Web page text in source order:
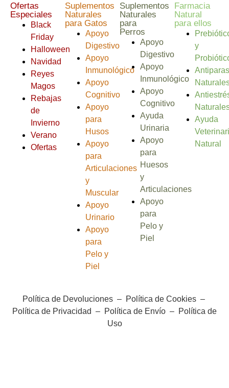
Ofertas
Especiales
Black
Friday
Halloween
Navidad
Reyes
Magos
Rebajas
de
Invierno
Verano
Ofertas
Suplementos
Naturales
para Gatos
Apoyo
Digestivo
Apoyo
Inmunológico
Apoyo
Cognitivo
Apoyo
para
Husos
Apoyo
para
Articulaciones
y
Muscular
Apoyo
Urinario
Apoyo
para
Pelo y
Piel
Suplementos
Naturales
para
Perros
Apoyo
Digestivo
Apoyo
Inmunológico
Apoyo
Cognitivo
Ayuda
Urinaria
Apoyo
para
Huesos
y
Articulaciones
Apoyo
para
Pelo y
Piel
Farmacia
Natural
para ellos
y
Ayuda
Natural
Política de Devoluciones– Política de Cookies–
Política de Privacidad – Política de Envío – Política de
Uso